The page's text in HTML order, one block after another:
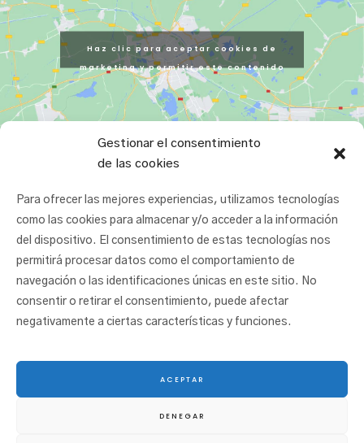
Gestionar el consentimiento
de las cookies
Para ofrecer las mejores experiencias, utilizamos tecnologías
como las cookies para almacenar y/o acceder a la información
del dispositivo. El consentimiento de estas tecnologías nos
permitirá procesar datos como el comportamiento de
navegación o las identificaciones únicas en este sitio. No
consentir o retirar el consentimiento, puede afectar
negativamente a ciertas características y funciones.
ACEPTAR
DENEGAR
Haz clic para aceptar cookies de
marketing y permitir este contenido
Aviso legal|